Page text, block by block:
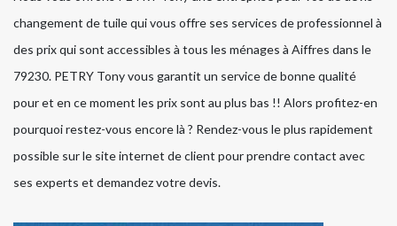
changement de tuile qui vous offre ses services de professionnel à
des prix qui sont accessibles à tous les ménages à Aiffres dans le
79230. PETRY Tony vous garantit un service de bonne qualité
pour et en ce moment les prix sont au plus bas !! Alors profitez-en
pourquoi restez-vous encore là ? Rendez-vous le plus rapidement
possible sur le site internet de client pour prendre contact avec
ses experts et demandez votre devis.